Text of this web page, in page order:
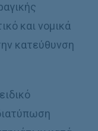
και νομικά
κατεύθυνση